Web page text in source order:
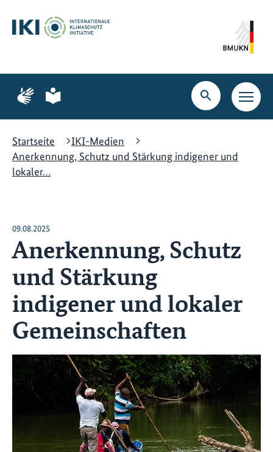
Hauptinhalt
springen
Suche
springen
Hauptnavigation
springen
Zur
Seite
Gebärdensprache
Zur
Seite
leichte
Suche
öffnen
Startseite
IKI-Medien
Anerkennung, Schutz und Stärkung indigener und
lokaler…
09.08.2025
Anerkennung, Schutz
und Stärkung
indigener und lokaler
Gemeinschaften